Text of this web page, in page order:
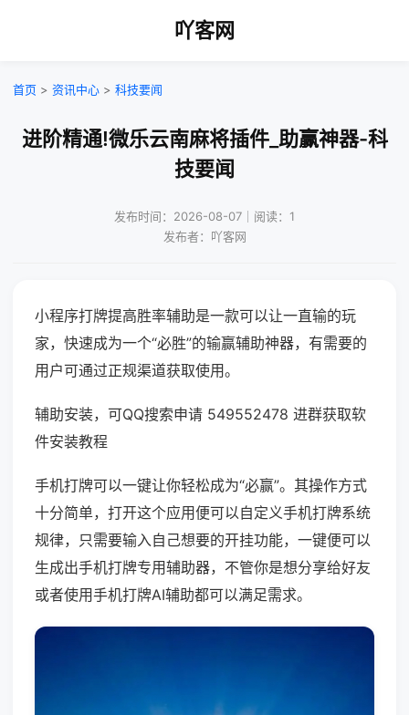
吖客网
首页 > 资讯中心 > 科技要闻
进阶精通!微乐云南麻将插件_助赢神器-科
技要闻
发布时间：2026-08-07｜阅读：1
发布者：吖客网
小程序打牌提高胜率辅助是一款可以让一直输的玩
家，快速成为一个“必胜”的输赢辅助神器，有需要的
用户可通过正规渠道获取使用。
辅助安装，可QQ搜索申请 549552478 进群获取软
件安装教程
手机打牌可以一键让你轻松成为“必赢”。其操作方式
十分简单，打开这个应用便可以自定义手机打牌系统
规律，只需要输入自己想要的开挂功能，一键便可以
生成出手机打牌专用辅助器，不管你是想分享给好友
或者使用手机打牌AI辅助都可以满足需求。